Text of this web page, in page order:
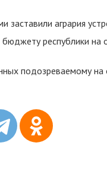
заставили агрария
бюджету республики
подозреваемому